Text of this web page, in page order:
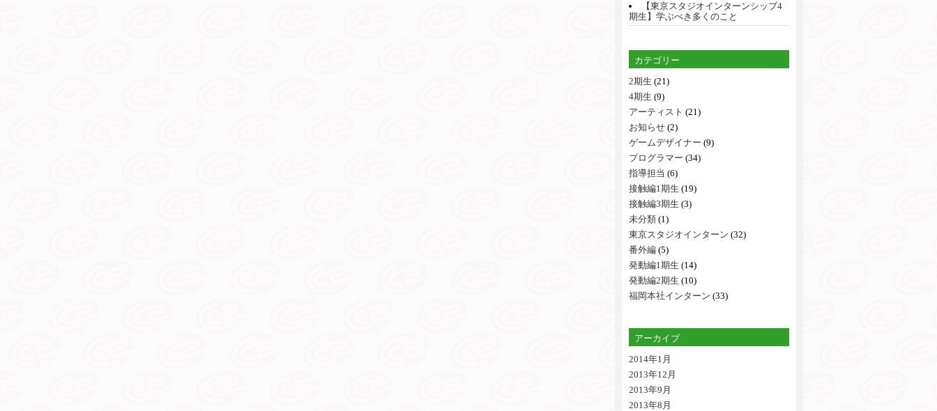
【東京スタジオインターンシップ4
期生】学ぶべき多くのこと
カテゴリー
2期生 (21)
4期生 (9)
アーティスト (21)
お知らせ (2)
ゲームデザイナー (9)
プログラマー (34)
指導担当 (6)
接触編1期生 (19)
接触編3期生 (3)
未分類 (1)
東京スタジオインターン (32)
番外編 (5)
発動編1期生 (14)
発動編2期生 (10)
福岡本社インターン (33)
アーカイブ
2014年1月
2013年12月
2013年9月
2013年8月